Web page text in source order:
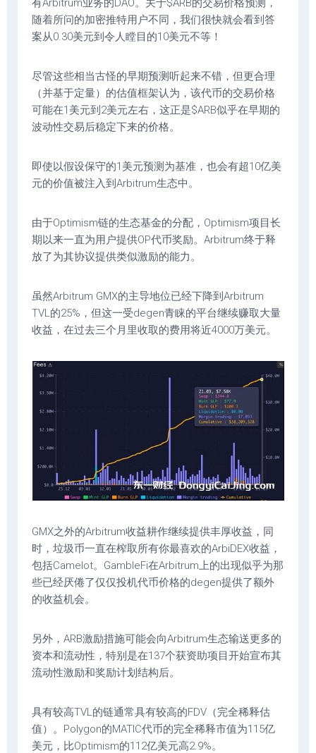
有Arbitrum业务的DAO。关于$ARB的交易价格预测，
随着所问的加密推特用户不同，我们很快就会看到答
案从0.30美元到令人瞠目的10美元不等！
尽管这些相当古怪的早期预测听起来不错，但更合理
（并基于定量）的估值框架认为，该代币的交易价格
可能在1美元到2美元左右，这正是$ARB似乎在早期的
波动性交易后稳定下来的价格。
即使以假设保守的1美元预测为基准，也会有超10亿美
元的价值被注入到Arbitrum生态中。
由于Optimism链的生态基金的分配，Optimism项目长
期以来一直为用户提供OP代币奖励。Arbitrum终于释
放了为其协议提供类似激励的能力。
虽然Arbitrum GMX的主导地位已经下降到Arbitrum
TVL的25%，但这一受degen青睐的平台继续赚取大量
收益，在过去三个月里收取的费用将近4000万美元。
GMX之外的Arbitrum收益耕作继续提供丰厚收益，同
时，垃圾币一直在榨取所有你最喜欢的ArbiDEX收益，
包括Camelot。GambleFi在Arbitrum上的出现似乎为那
些已经厌倦了仅仅投机代币价格的degen提供了额外
的收益机会。
另外，ARB激励措施可能会向Arbitrum生态输送更多的
资本和流动性，特别是在137个获资助项目开始宣布其
流动性激励和奖励计划结构后。
具有较高TVL的链通常具有较高的FDV（完全稀释估
值）。Polygon的MATIC代币的完全稀释市值为115亿
美元，比Optimism的112亿美元高2.9%。